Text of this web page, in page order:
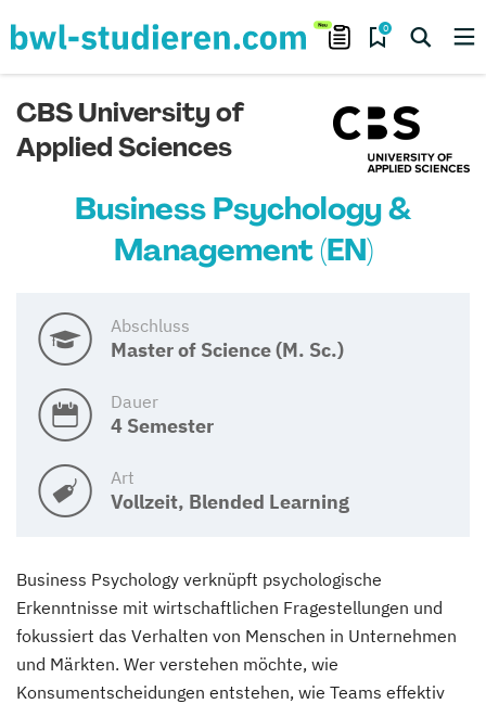
0
CBS University of
Applied Sciences
Business Psychology &
Management (EN)
Abschluss
Master of Science (M. Sc.)
Dauer
4 Semester
Art
Vollzeit, Blended Learning
Business Psychology verknüpft psychologische
Erkenntnisse mit wirtschaftlichen Fragestellungen und
fokussiert das Verhalten von Menschen in Unternehmen
und Märkten. Wer verstehen möchte, wie
Konsumentscheidungen entstehen, wie Teams effektiv